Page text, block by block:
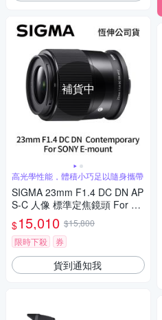
補貨中
高光學性能，體積小巧足以隨身攜帶
SIGMA 23mm F1.4 DC DN AP
S-C 人像 標準定焦鏡頭 For SO
NY E-mount (公司貨)
$15,010 $15,800
限時下殺
券
貨到通知我